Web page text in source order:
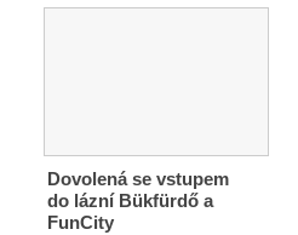
Dovolená se vstupem
do lázní Bükfürdő a
FunCity